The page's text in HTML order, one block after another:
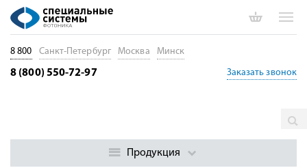
8 800 Санкт-Петербург Москва Минск
8 (800) 550-72-97 Заказать звонок
Продукция